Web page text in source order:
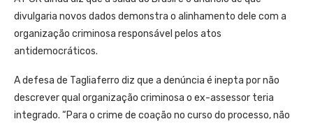
divulgaria novos dados demonstra o alinhamento dele com a
organização criminosa responsável pelos atos
antidemocráticos.
A defesa de Tagliaferro diz que a denúncia é inepta por não
descrever qual organização criminosa o ex-assessor teria
integrado. “Para o crime de coação no curso do processo, não